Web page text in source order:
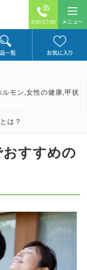
9:00-17:00 メニュー
ルモン ,女性の健康,甲状
は？
おすすめの